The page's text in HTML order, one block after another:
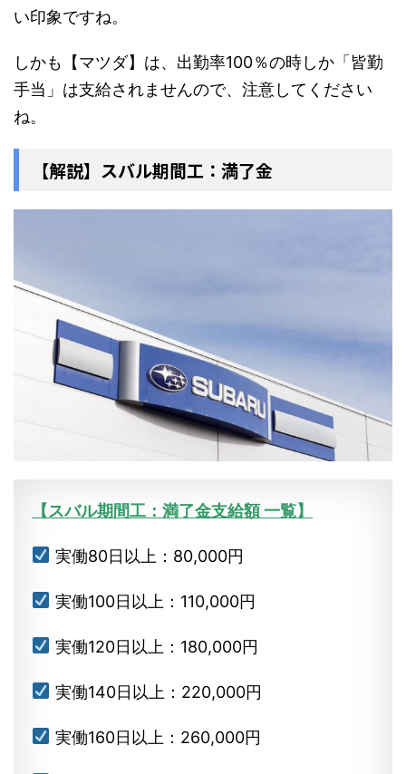
い印象ですね。
しかも【マツダ】は、出勤率100％の時しか「皆勤
手当」は支給されませんので、注意してください
ね。
【解説】スバル期間工：満了金
【スバル期間工：満了金支給額 一覧】
実働80日以上：80,000円
実働100日以上：110,000円
実働120日以上：180,000円
実働140日以上：220,000円
実働160日以上：260,000円